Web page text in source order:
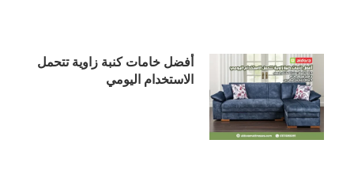
أفضل خامات كنبة زاوية تتحمل
الاستخدام اليومي